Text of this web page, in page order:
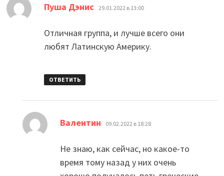
Пуша Дэнис 29.01.2022 в 13:00
Отличная группа, и лучше всего они
любят Латинскую Америку.
ОТВЕТИТЬ
Валентин 09.02.2022 в 18:28
Не знаю, как сейчас, но какое-то
время тому назад у них очень